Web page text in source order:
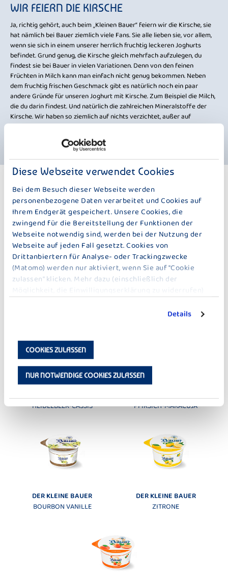
Diese Webseite verwendet Cookies
Bei dem Besuch dieser Webseite werden
personenbezogene Daten verarbeitet und Cookies auf
Ihrem Endgerät gespeichert. Unsere Cookies, die
zwingend für die Bereitstellung der Funktionen der
Webseite notwendig sind, werden bei der Nutzung der
Webseite auf jeden Fall gesetzt. Cookies von
Drittanbiertern für Analyse- oder Trackingzwecke
(Matomo) werden nur aktiviert, wenn Sie auf "Cookie
zulassen" klicken. Mehr dazu (einschließlich der
Möglichkeit, die Einwilligungserklärung zu widerrufen)
Details
COOKIES ZULASSEN
NUR NOTWENDIGE COOKIES ZULASSEN
WIR FEIERN DIE KIRSCHE
Ja, richtig gehört, auch beim „Kleinen Bauer“ feiern wir die Kirsche, sie
hat nämlich bei Bauer ziemlich viele Fans. Sie alle lieben sie, vor allem,
wenn sie sich in einem unserer herrlich fruchtig leckeren Joghurts
befindet. Grund genug, die Kirsche gleich mehrfach aufzulegen, du
findest sie bei Bauer in vielen Variationen. Denn von den feinen
Früchten in Milch kann man einfach nicht genug bekommen. Neben
dem fruchtig frischen Geschmack gibt es natürlich noch ein paar
andere Gründe für unseren Joghurt mit Kirsche. Zum Beispiel die Milch,
die du darin findest. Und natürlich die zahlreichen Mineralstoffe der
Kirsche. Wir haben so ziemlich auf nichts verzichtet, außer auf
Konservierungsstoffe und Gelatine. Also, worauf wartest du noch? Wir
wünschen „an Guadn“.
WEITERE PRODUKTE
100 G
DER KLEINE BAUER
DER KLEINE BAUER
DER KLEINE BAUER
HEIDELBEER-CASSIS
DER KLEINE BAUER
PFIRSICH-MARACUJA
DER KLEINE BAUER
BOURBON VANILLE
DER KLEINE BAUER
ZITRONE